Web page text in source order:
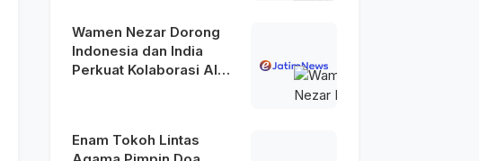
Wamen Nezar Dorong
Indonesia dan India
Perkuat Kolaborasi AI
Enam Tokoh Lintas